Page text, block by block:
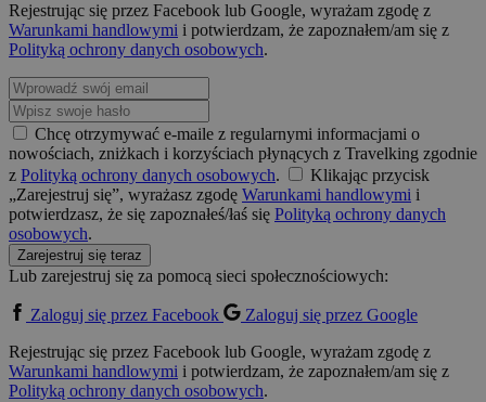
Rejestrując się przez Facebook lub Google, wyrażam zgodę z
Warunkami handlowymi i potwierdzam, że zapoznałem/am się z
Polityką ochrony danych osobowych.
Chcę otrzymywać e-maile z regularnymi informacjami o
nowościach, zniżkach i korzyściach płynących z Travelking zgodnie
z Polityką ochrony danych osobowych.
Klikając przycisk
„Zarejestruj się”, wyrażasz zgodę Warunkami handlowymi i
potwierdzasz, że się zapoznałeś/łaś się Polityką ochrony danych
osobowych.
Zarejestruj się teraz
Lub zarejestruj się za pomocą sieci społecznościowych:
Zaloguj się przez Facebook
Zaloguj się przez Google
Rejestrując się przez Facebook lub Google, wyrażam zgodę z
Warunkami handlowymi i potwierdzam, że zapoznałem/am się z
Polityką ochrony danych osobowych.